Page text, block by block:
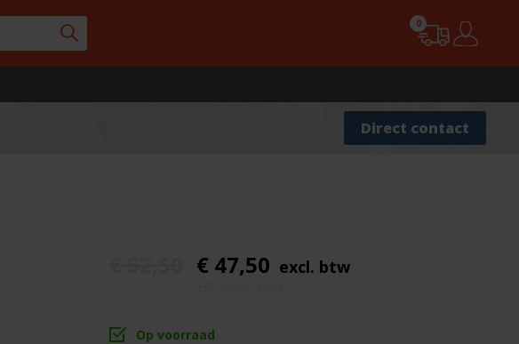
0
Direct contact
€ 47,50 excl. btw
Op voorraad
Advies nodig?